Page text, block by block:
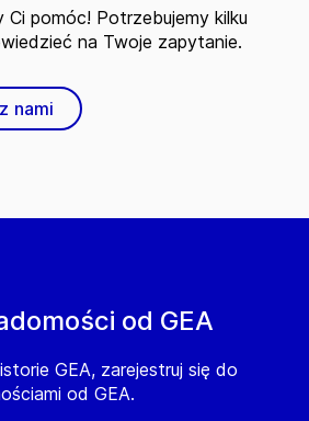
od GEA
GEA, zarejestruj się do
od GEA.
pomóc! Potrzebujemy kilku
na Twoje zapytanie.
nami